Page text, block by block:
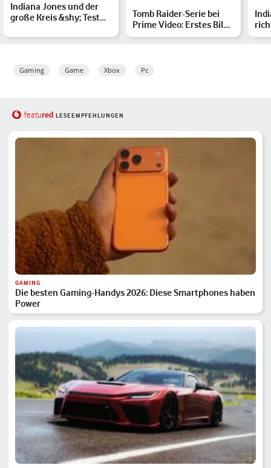
Indiana Jones und der
große Kreis &shy; Test
Tomb Raider-Serie bei
Prime Video: Erstes Bild
zeigt Sophie Turne…
Gaming Game Xbox Pc
featured LESEEMPFEHLUNGEN
GAMING
Die besten Gaming-Handys 2026: Diese Smartphones haben
Power